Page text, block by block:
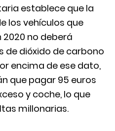
establece que la
los vehículos que
no deberá
de dióxido de carbono
encima de ese dato,
que pagar 95 euros
y coche, lo que
millonarias.